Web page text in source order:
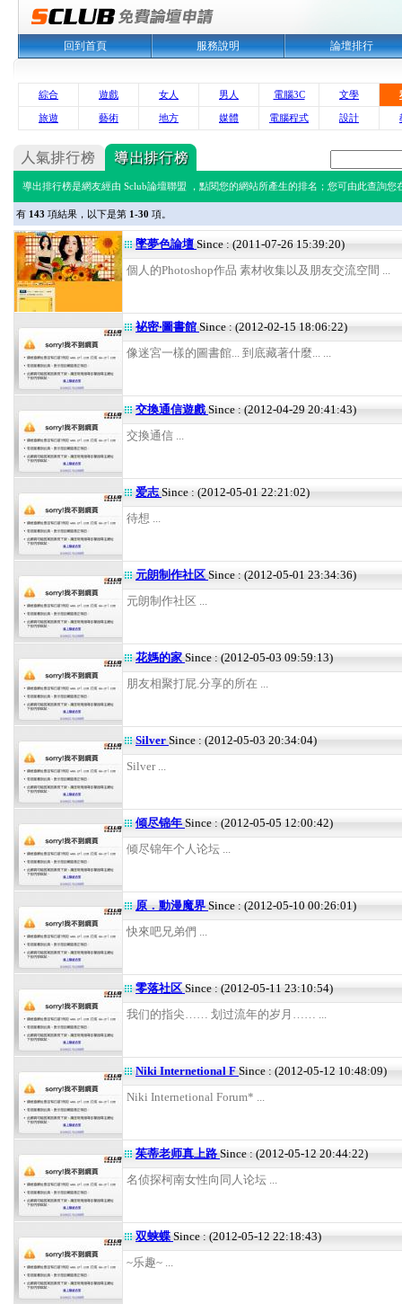
回到首頁 服務說明 論壇排行
綜合 遊戲 女人 男人 電腦3C 文學
旅遊 藝術 地方 媒體 電腦程式 設計
導出排行榜是網友經由 Sclub論壇聯盟 ，點閱您的網站所產生的排名；您可由此查詢您
有 143 項結果，以下是第 1-30 項。
墜夢色論壇 Since : (2011-07-26 15:39:20)
個人的Photoshop作品 素材收集以及朋友交流空間 ...
袐密‧圖書館 Since : (2012-02-15 18:06:22)
像迷宮一樣的圖書館... 到底藏著什麼... ...
交換通信遊戲Since : (2012-04-29 20:41:43)
交換通信 ...
爱志Since : (2012-05-01 22:21:02)
待想 ...
元朗制作社区 Since : (2012-05-01 23:34:36)
元朗制作社区 ...
花媽的家Since : (2012-05-03 09:59:13)
朋友相聚打屁.分享的所在 ...
Silver Since : (2012-05-03 20:34:04)
Silver ...
倾尽锦年 Since : (2012-05-05 12:00:42)
倾尽锦年个人论坛 ...
原．動漫魔界Since : (2012-05-10 00:26:01)
快來吧兄弟們 ...
零落社区 Since : (2012-05-11 23:10:54)
我们的指尖…… 划过流年的岁月…… ...
Niki Internetional F Since : (2012-05-12 10:48:09)
Niki Internetional Forum* ...
茱蒂老师真上路Since : (2012-05-12 20:44:22)
名侦探柯南女性向同人论坛 ...
双蛱蝶Since : (2012-05-12 22:18:43)
~乐趣~ ...